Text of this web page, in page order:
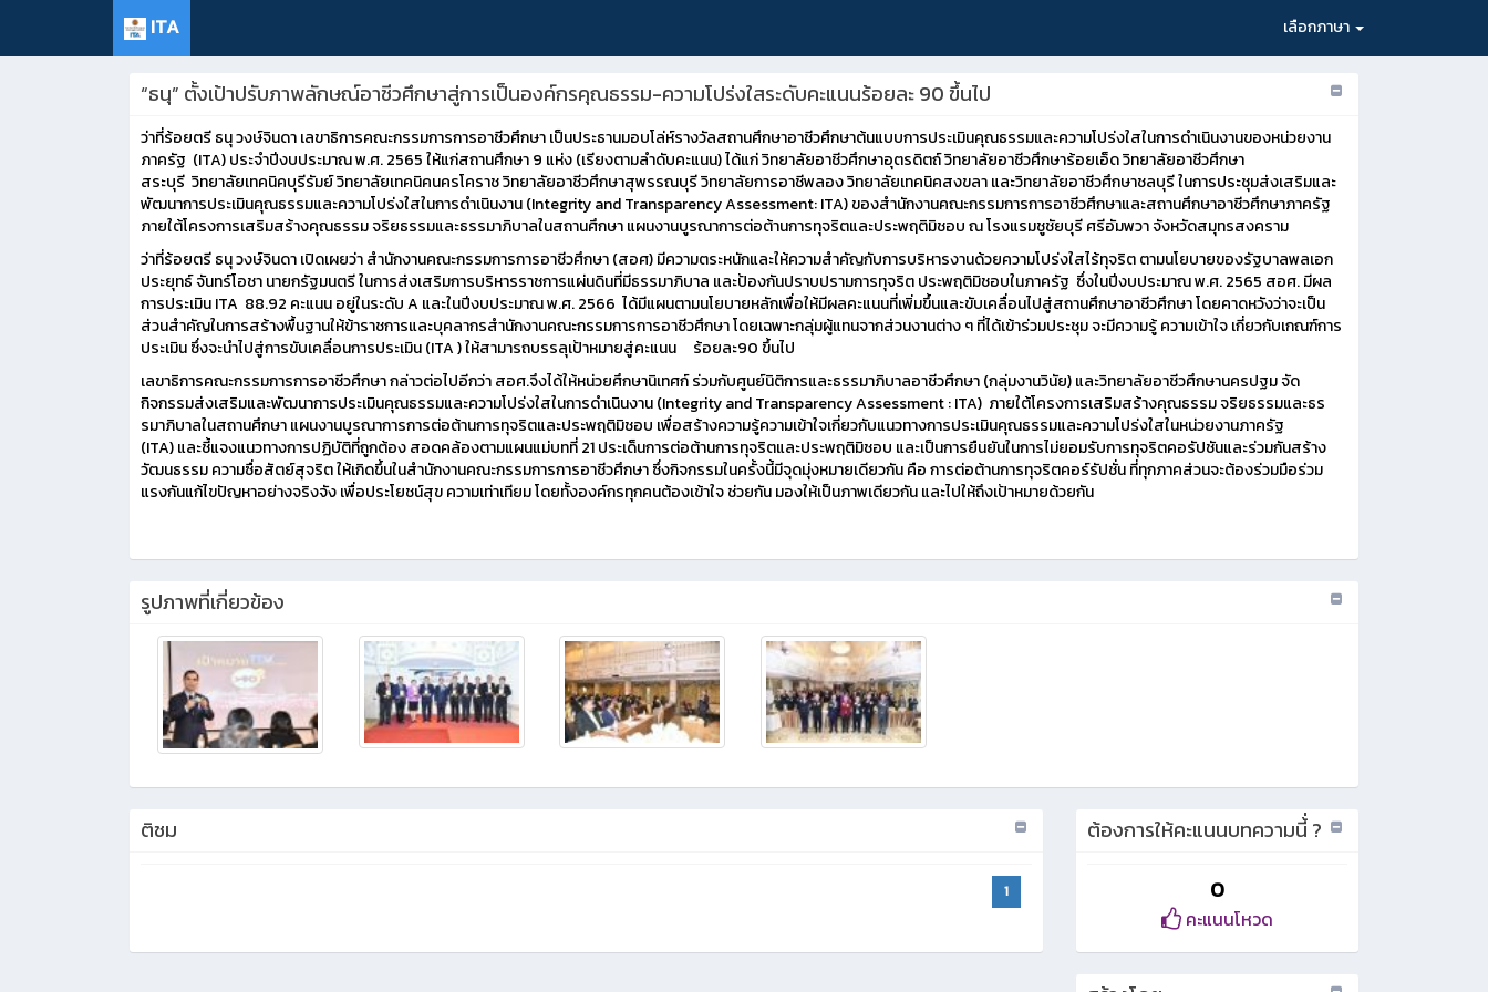
ITA เลือกภาษา
“ธนุ” ตั้งเป้าปรับภาพลักษณ์อาชีวศึกษาสู่การเป็นองค์กรคุณธรรม-ความโปร่งใสระดับคะแนนร้อยละ 90 ขึ้นไป
ว่าที่ร้อยตรี ธนุ วงษ์จินดา เลขาธิการคณะกรรมการการอาชีวศึกษา เป็นประธานมอบโล่ห์รางวัลสถานศึกษาอาชีวศึกษาต้นแบบการประเมินคุณธรรมและความโปร่งใสในการดำเนินงานของหน่วยงาน
ภาครัฐ (ITA) ประจำปีงบประมาณ พ.ศ. 2565 ให้แก่สถานศึกษา 9 แห่ง (เรียงตามลำดับคะแนน) ได้แก่ วิทยาลัยอาชีวศึกษาอุตรดิตถ์ วิทยาลัยอาชีวศึกษาร้อยเอ็ด วิทยาลัยอาชีวศึกษา
สระบุรี วิทยาลัยเทคนิคบุรีรัมย์ วิทยาลัยเทคนิคนครโคราช วิทยาลัยอาชีวศึกษาสุพรรณบุรี วิทยาลัยการอาชีพลอง วิทยาลัยเทคนิคสงขลา และวิทยาลัยอาชีวศึกษาชลบุรี ในการประชุมส่งเสริมและ
พัฒนาการประเมินคุณธรรมและความโปร่งใสในการดำเนินงาน (Integrity and Transparency Assessment: ITA) ของสำนักงานคณะกรรมการการอาชีวศึกษาและสถานศึกษาอาชีวศึกษาภาครัฐ
ภายใต้โครงการเสริมสร้างคุณธรรม จริยธรรมและธรรมาภิบาลในสถานศึกษา แผนงานบูรณาการต่อต้านการทุจริตและประพฤติมิชอบ ณ โรงแรมชูชัยบุรี ศรีอัมพวา จังหวัดสมุทรสงคราม
ว่าที่ร้อยตรี ธนุ วงษ์จินดา เปิดเผยว่า สำนักงานคณะกรรมการการอาชีวศึกษา (สอศ) มีความตระหนักและให้ความสำคัญกับการบริหารงานด้วยความโปร่งใสไร้ทุจริต ตามนโยบายของรัฐบาลพลเอก
ประยุทธ์ จันทร์โอชา นายกรัฐมนตรี ในการส่งเสริมการบริหารราชการแผ่นดินที่มีธรรมาภิบาล และป้องกันปราบปรามการทุจริต ประพฤติมิชอบในภาครัฐ ซึ่งในปีงบประมาณ พ.ศ. 2565 สอศ. มีผล
การประเมิน ITA 88.92 คะแนน อยู่ในระดับ A และในปีงบประมาณ พ.ศ. 2566 ได้มีแผนตามนโยบายหลักเพื่อให้มีผลคะแนนที่เพิ่มขึ้นและขับเคลื่อนไปสู่สถานศึกษาอาชีวศึกษา โดยคาดหวังว่าจะเป็น
ส่วนสำคัญในการสร้างพื้นฐานให้ข้าราชการและบุคลากรสำนักงานคณะกรรมการการอาชีวศึกษา โดยเฉพาะกลุ่มผู้แทนจากส่วนงานต่าง ๆ ที่ได้เข้าร่วมประชุม จะมีความรู้ ความเข้าใจ เกี่ยวกับเกณฑ์การ
ประเมิน ซึ่งจะนำไปสู่การขับเคลื่อนการประเมิน (ITA ) ให้สามารถบรรลุเป้าหมายสู่คะแนน ร้อยละ90 ขึ้นไป
เลขาธิการคณะกรรมการการอาชีวศึกษา กล่าวต่อไปอีกว่า สอศ.จึงได้ให้หน่วยศึกษานิเทศก์ ร่วมกับศูนย์นิติการและธรรมาภิบาลอาชีวศึกษา (กลุ่มงานวินัย) และวิทยาลัยอาชีวศึกษานครปฐม จัด
กิจกรรมส่งเสริมและพัฒนาการประเมินคุณธรรมและความโปร่งใสในการดำเนินงาน (Integrity and Transparency Assessment : ITA) ภายใต้โครงการเสริมสร้างคุณธรรม จริยธรรมและธร
รมาภิบาลในสถานศึกษา แผนงานบูรณาการการต่อต้านการทุจริตและประพฤติมิชอบ เพื่อสร้างความรู้ความเข้าใจเกี่ยวกับแนวทางการประเมินคุณธรรมและความโปร่งใสในหน่วยงานภาครัฐ
(ITA) และชี้แจงแนวทางการปฏิบัติที่ถูกต้อง สอดคล้องตามแผนแม่บทที่ 21 ประเด็นการต่อต้านการทุจริตและประพฤติมิชอบ และเป็นการยืนยันในการไม่ยอมรับการทุจริตคอรัปชันและร่วมกันสร้าง
วัฒนธรรม ความซื่อสัตย์สุจริต ให้เกิดขึ้นในสำนักงานคณะกรรมการการอาชีวศึกษา ซึ่งกิจกรรมในครั้งนี้มีจุดมุ่งหมายเดียวกัน คือ การต่อต้านการทุจริตคอร์รัปชั่น ที่ทุกภาคส่วนจะต้องร่วมมือร่วม
แรงกันแก้ไขปัญหาอย่างจริงจัง เพื่อประโยชน์สุข ความเท่าเทียม โดยทั้งองค์กรทุกคนต้องเข้าใจ ช่วยกัน มองให้เป็นภาพเดียวกัน และไปให้ถึงเป้าหมายด้วยกัน
รูปภาพที่เกี่ยวข้อง
ติชม
1
ต้องการให้คะแนนบทความนี้่ ?
0
คะแนนโหวด